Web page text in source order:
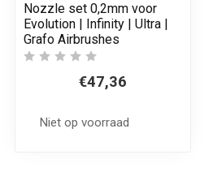
Nozzle set 0,2mm voor
Evolution | Infinity | Ultra |
Grafo Airbrushes
€47,36
Niet op voorraad